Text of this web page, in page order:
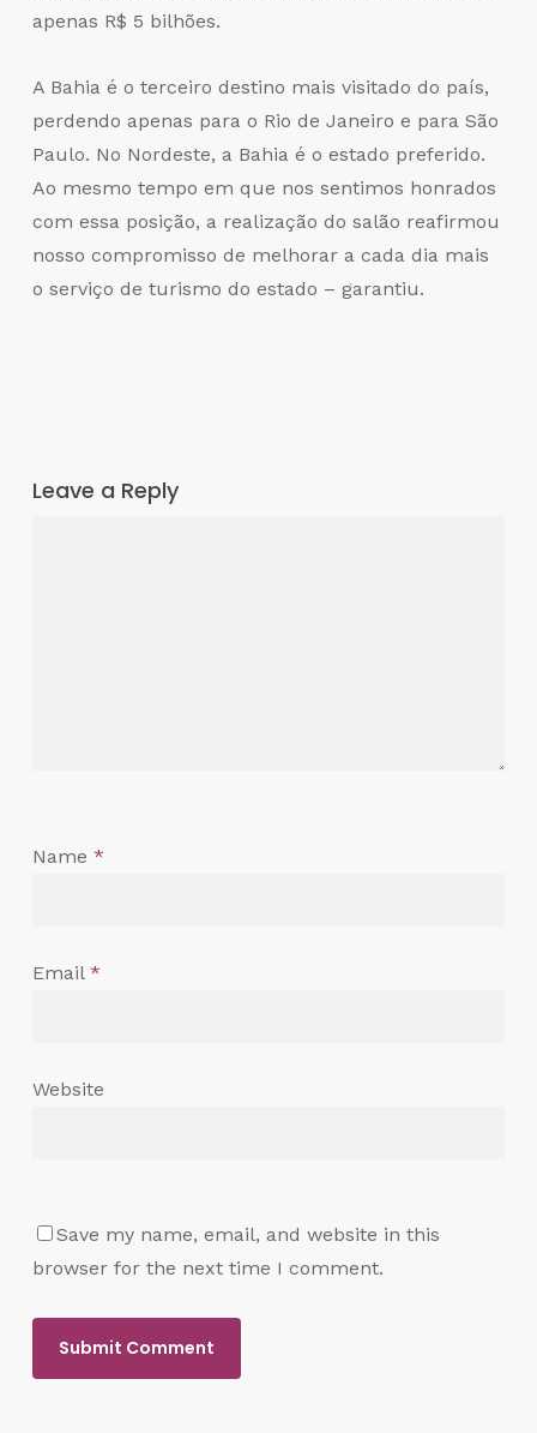
apenas R$ 5 bilhões.
A Bahia é o terceiro destino mais visitado do país,
perdendo apenas para o Rio de Janeiro e para São
Paulo. No Nordeste, a Bahia é o estado preferido.
Ao mesmo tempo em que nos sentimos honrados
com essa posição, a realização do salão reafirmou
nosso compromisso de melhorar a cada dia mais
o serviço de turismo do estado – garantiu.
Leave a Reply
Name *
Email *
Website
Save my name, email, and website in this
browser for the next time I comment.